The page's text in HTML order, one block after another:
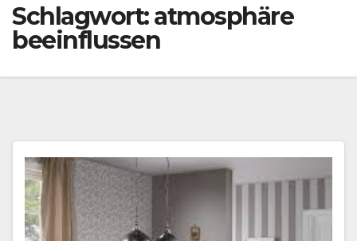
Schlagwort:atmosphäre
beeinflussen